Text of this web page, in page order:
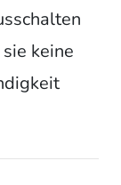
keine